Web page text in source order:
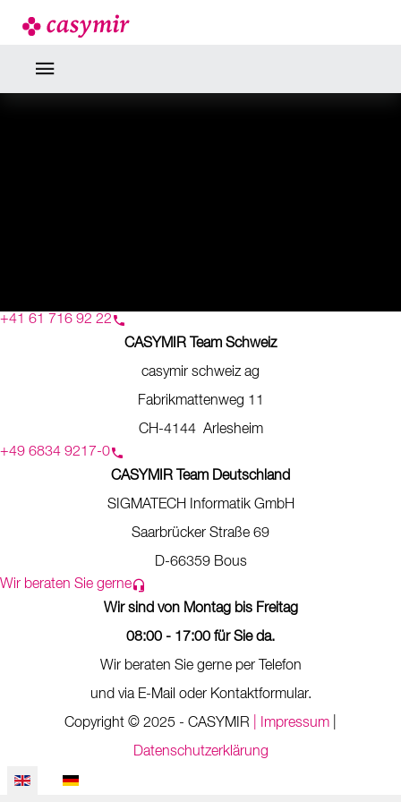
VERMICELLES BRAND AG
+41 61 716 92 22
CASYMIR Team Schweiz
casymir schweiz ag
Fabrikmattenweg 11
CH-4144 Arlesheim
+49 6834 9217-0
CASYMIR Team Deutschland
SIGMATECH Informatik GmbH
Saarbrücker Straße 69
D-66359 Bous
Wir beraten Sie gerne
Wir sind von Montag bis Freitag
08:00 - 17:00 für Sie da.
Wir beraten Sie gerne per Telefon
und via E-Mail oder Kontaktformular.
Copyright © 2025 - CASYMIR | Impressum
Datenschutzerklärung
Select your language